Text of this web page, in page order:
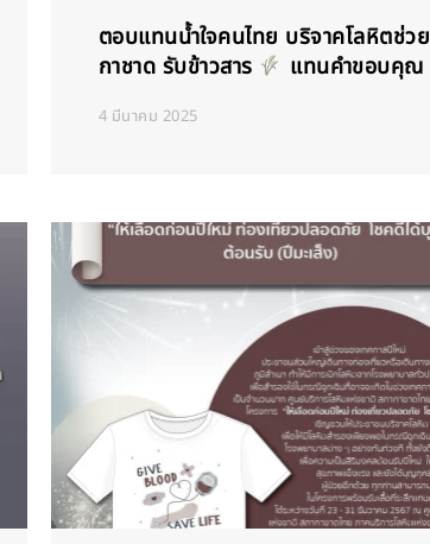
ตอบแทนน้ำใจคนไทย บริจาคโลหิตช่วย
กาชาด รับข้าวสาร
แทนคำขอบคุณ
4 มีนาคม 2025